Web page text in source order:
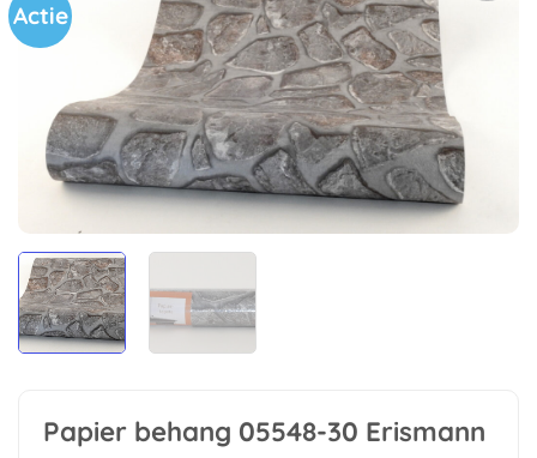
Actie
Toevoegen
verlanglijst
Papier behang 05548-30 Erismann